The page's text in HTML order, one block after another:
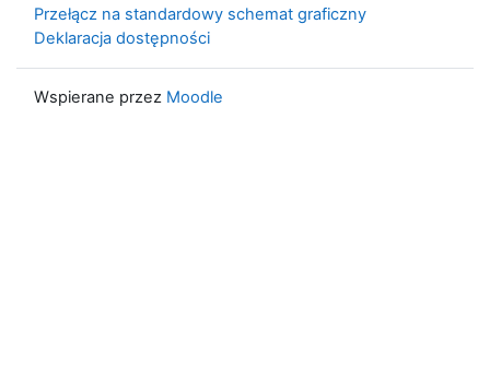
Przełącz na standardowy schemat graficzny
Deklaracja dostępności
Wspierane przez Moodle